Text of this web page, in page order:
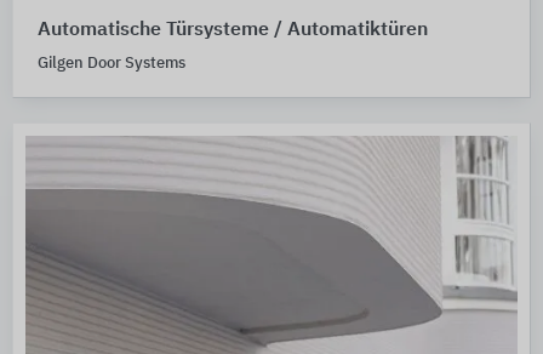
Automatische Türsysteme / Automatiktüren
Gilgen Door Systems